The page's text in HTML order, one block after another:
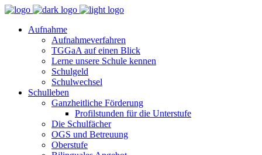
Aufnahme
Aufnahmeverfahren
TGGaA auf einen Blick
Lerne unsere Schule kennen
Schulgeld
Schulwechsel
Schulleben
Ganzheitliche Förderung
Profilstunden für die Unterstufe
Die Schulfächer
OGS und Betreuung
Oberstufe